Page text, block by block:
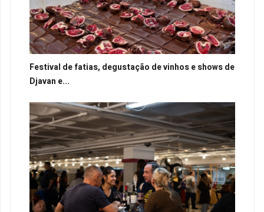
Festival de fatias, degustação de vinhos e shows de
Djavan e...